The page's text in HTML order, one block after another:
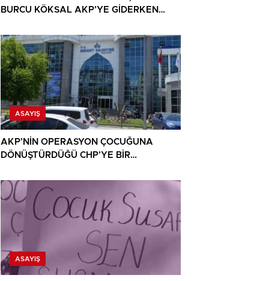
BURCU KÖKSAL AKP’YE GİDERKEN
ASAYIŞ
AKP’NİN OPERASYON ÇOCUĞUNA
DÖNÜŞTÜRDÜĞÜ CHP’YE BİR
ASAYIŞ